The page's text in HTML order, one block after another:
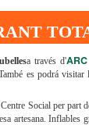
a través d'
es podrá visitar
Social per part
artesana. Inflables